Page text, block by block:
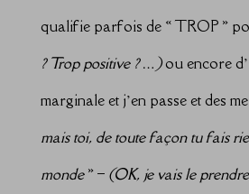
qualifie parfois de « TROP »
? Trop positive ? …)ou encore
marginale et j’en passe et des
mais toi, de toute façon tu fais
monde» – (OK, je vais le